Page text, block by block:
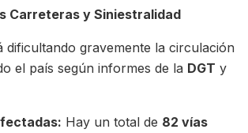
Carreteras y Siniestralidad
dificultando gravemente la circulación
el país según informes de la DGT y
Hay un total de 82 vías